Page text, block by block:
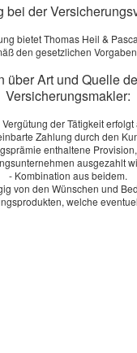
sondern braucht auch
sind die
der Jagd kann allerhand
einen Spaziergänger,
ein Jagdgast verletzt
für den
Forderungen.
Ihren Beitrag. Unser
Sie uns an und wir
uns auf Sie.
bei der
bietet Thomas Heil &
den gesetzlichen
über Art und Quelle
Versicherungsmakler:
Vergütung der Tätigkeit erfolgt
Zahlung durch den
enthaltene
ausgezahlt
- Kombination aus beidem.
von den Wünschen und
welche